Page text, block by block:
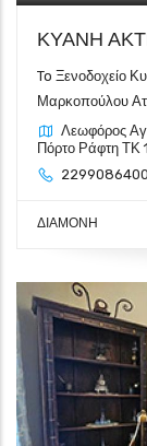
ΚΥΑΝΗ
To Ξενοδοχείο
Μαρκοπούλου
Λεωφόρος
Πόρτο Ράφτη ΤΚ
2299086400
ΔΙΑΜΟΝΗ